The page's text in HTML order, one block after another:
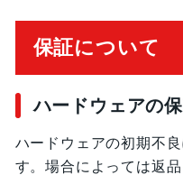
保証について
ハードウェアの
ハードウェアの初期不
す。場合によっては返